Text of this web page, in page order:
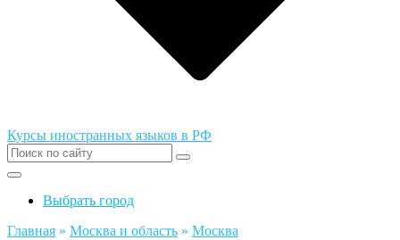
Курсы иностранных языков в РФ
Выбрать город
Главная » Москва и область » Москва